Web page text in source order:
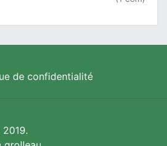
de confidentialité